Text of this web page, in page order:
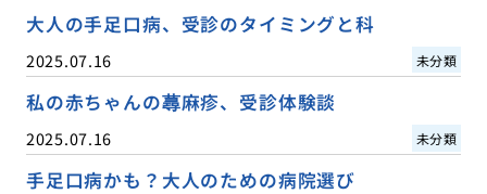
大人の手足口病、受診のタイミングと科
2025.07.16 未分類
私の赤ちゃんの蕁麻疹、受診体験談
2025.07.16 未分類
手足口病かも？大人のための病院選び